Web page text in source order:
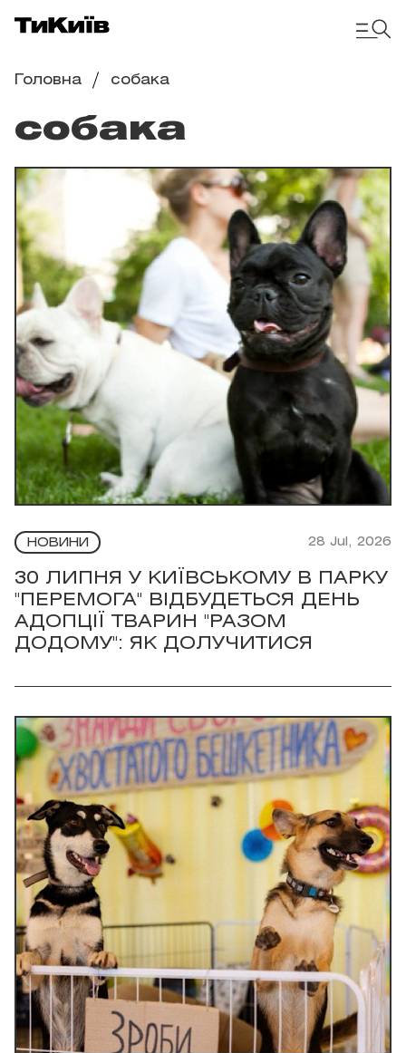
Головна собака
собака
НОВИНИ 28 Jul, 2026
30 ЛИПНЯ У КИЇВСЬКОМУ В ПАРКУ
"ПЕРЕМОГА" ВІДБУДЕТЬСЯ ДЕНЬ
АДОПЦІЇ ТВАРИН "РАЗОМ
ДОДОМУ": ЯК ДОЛУЧИТИСЯ